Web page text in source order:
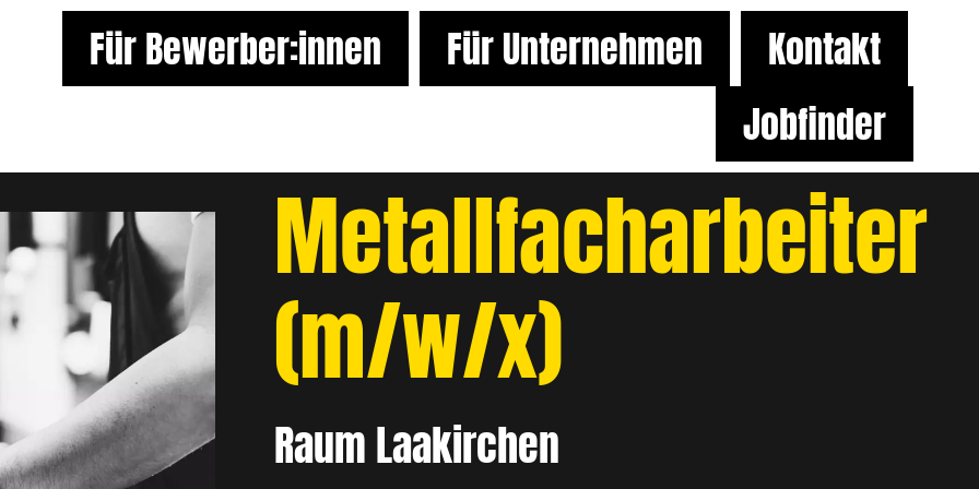
Für Bewerber:innen Für Unternehmen
Kontakt
Jobfinder
Metallfacharbeiter
(m/w/x)
Raum Laakirchen